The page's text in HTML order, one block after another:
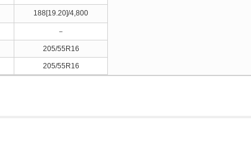
188[19.20]/4,800
－
205/55R16
205/55R16